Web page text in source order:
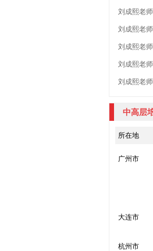
刘成熙老
刘成熙老
刘成熙老
刘成熙老
刘成熙老
中高层
所在地
广州市
大连市
杭州市